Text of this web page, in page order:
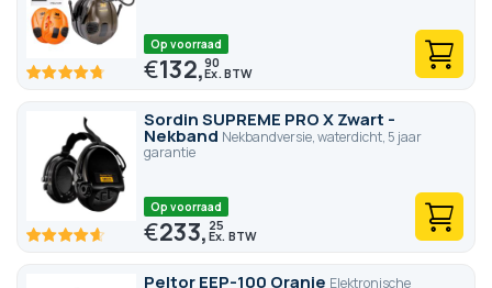
Op voorraad
€132,90
Sordin SUPREME PRO X Zwart -
Nekband Nekbandversie, waterdicht, 5 jaar
garantie
Op voorraad
€233, 25
Peltor EEP-100 Oranje Elektronische